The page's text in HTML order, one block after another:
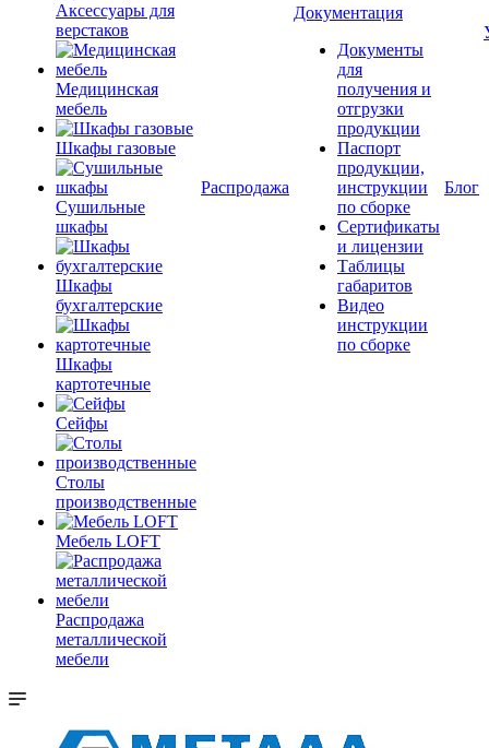
Аксессуары для
верстаков
Медицинская
мебель
Шкафы газовые
Сушильные
шкафы
Шкафы
бухгалтерские
Шкафы
картотечные
Сейфы
Столы
производственные
Мебель LOFT
Распродажа
металлической
мебели
Распродажа
Документация
Документы
для
получения и
отгрузки
продукции
Паспорт
продукции,
инструкции
по сборке
Сертификаты
и лицензии
Таблицы
габаритов
Видео
инструкции
по сборке
Блог